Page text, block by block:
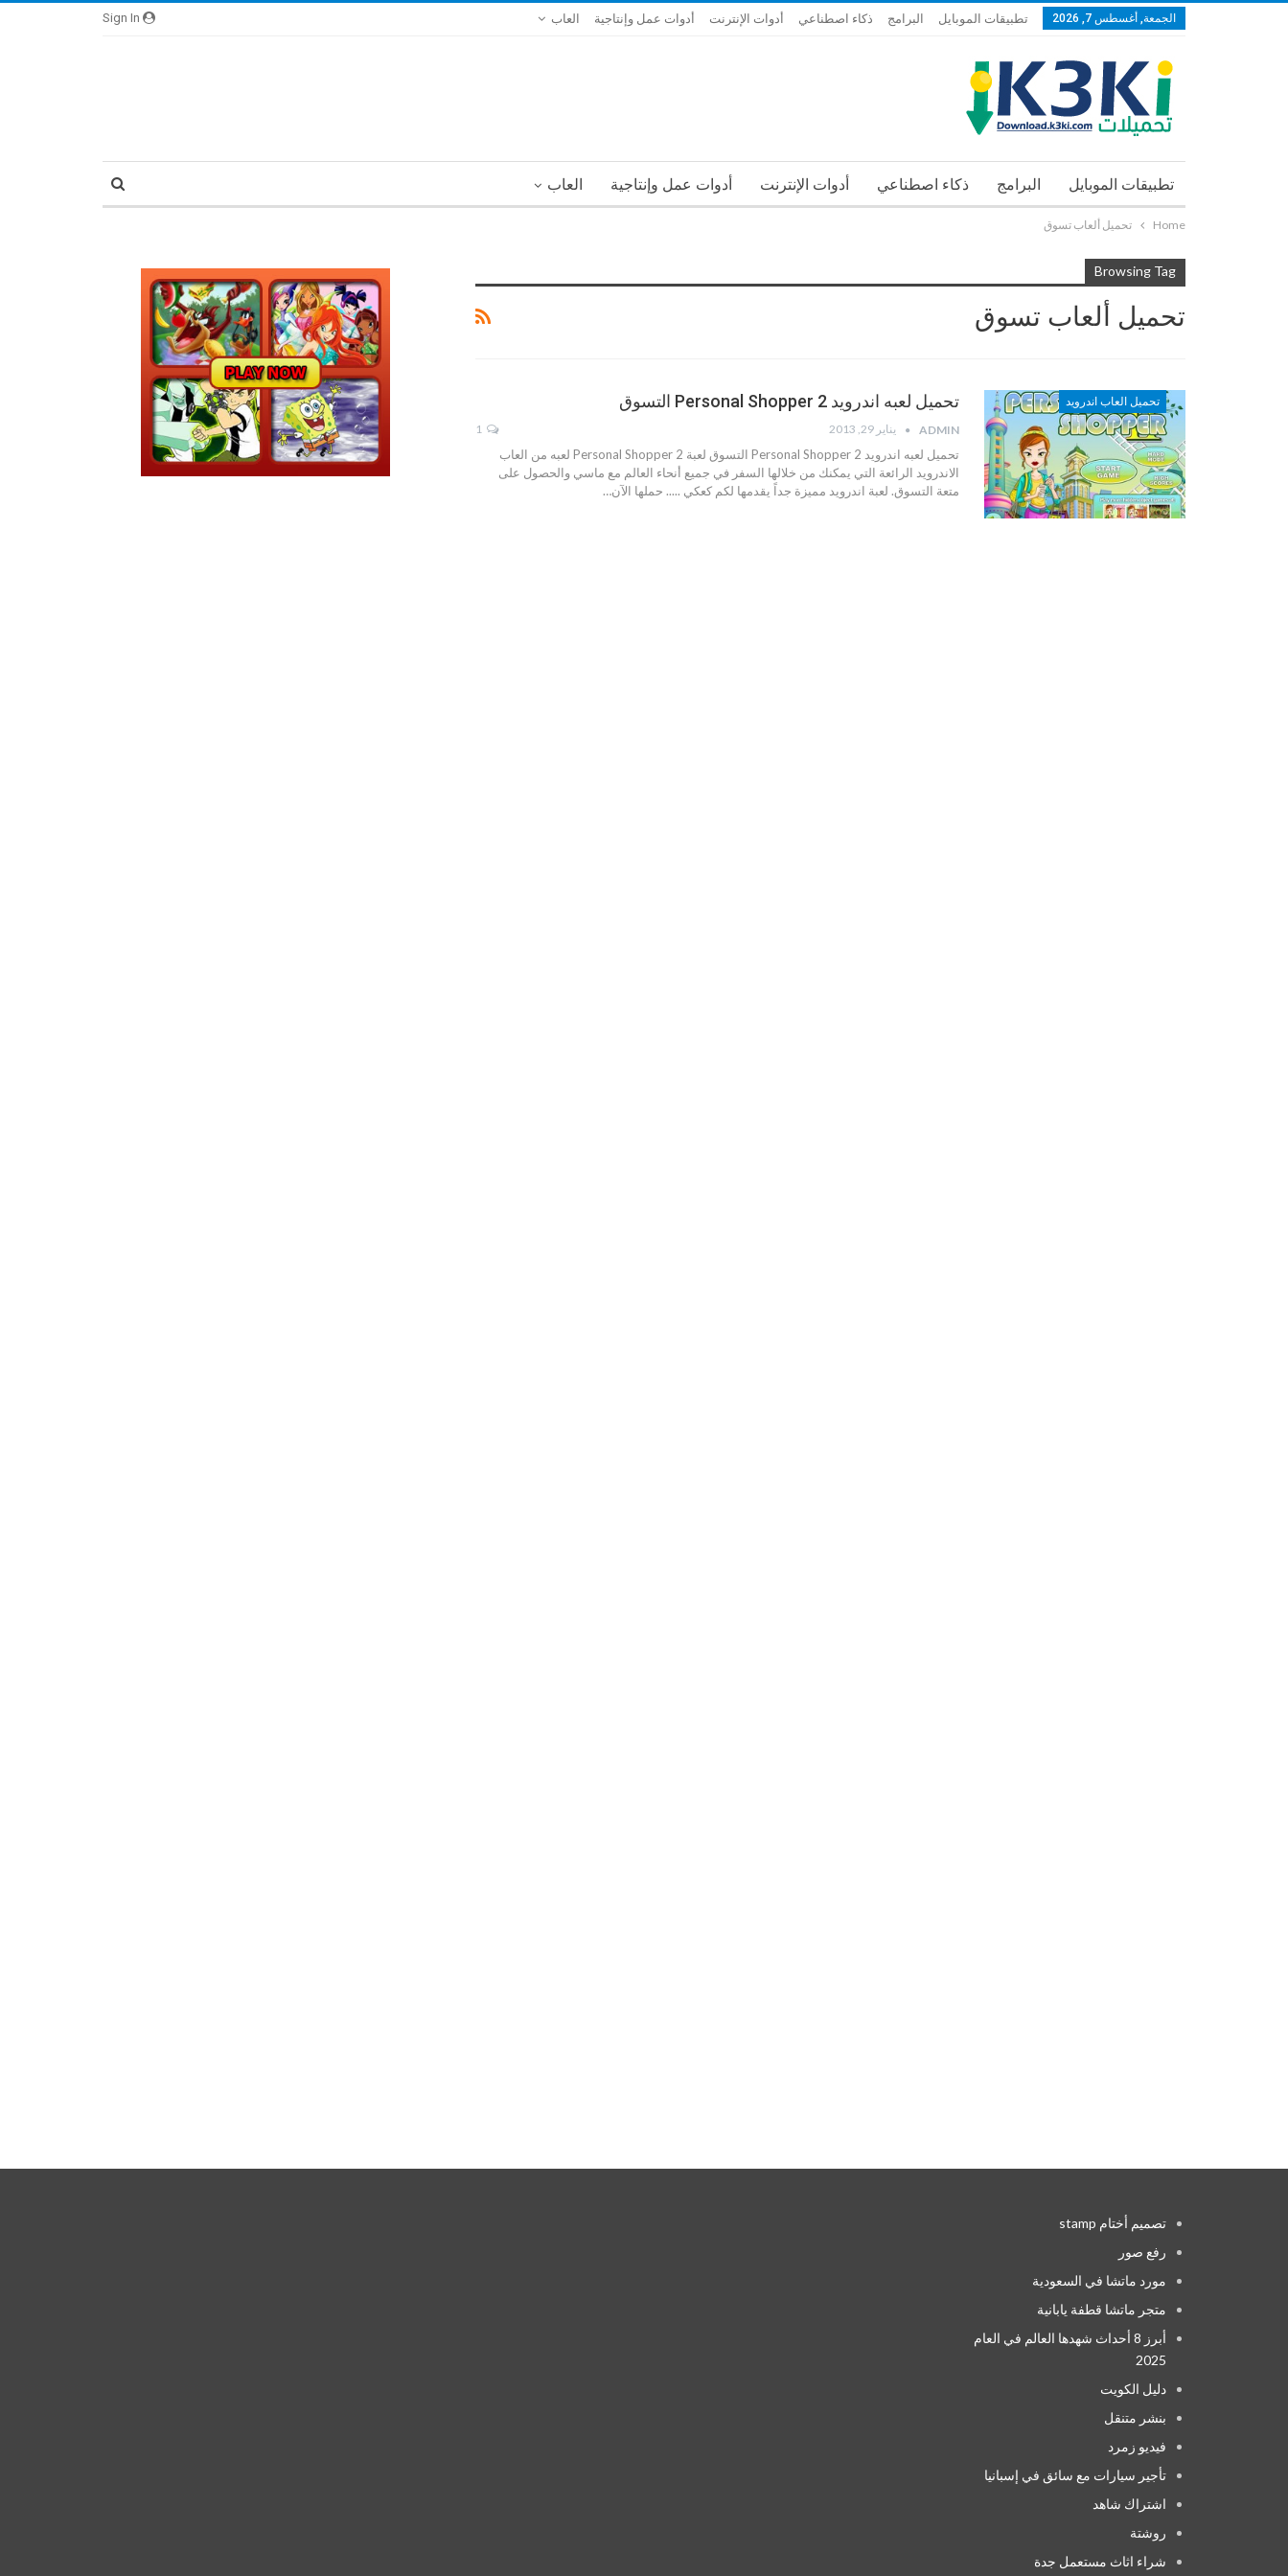
الجمعة, أغسطس 7, 2026 تطبيقات الموبايل البرامج ذكاء اصطناعي أدوات الإنترنت أدوات عمل وإنتاجية العاب
تطبيقات الموبايل البرامج ذكاء اصطناعي أدوات الإنترنت أدوات عمل وإنتاجية العاب
Home تحميل ألعاب تسوق
Browsing Tag
تحميل ألعاب تسوق
تحميل العاب اندرويد تحميل لعبه اندرويد Personal Shopper 2 التسوق
ADMIN يناير 29, 2013 1
تحميل لعبه اندرويد Personal Shopper 2 التسوق لعبة Personal Shopper 2 لعبه من العاب
الاندرويد الرائعة التي يمكنك من خلالها السفر في جميع أنحاء العالم مع ماسي والحصول على
متعة التسوق. لعبة اندرويد مميزة جداً يقدمها لكم كعكي ..... حملها الآن…
تصميم أختام stamp
رفع صور
مورد ماتشا في السعودية
متجر ماتشا قطفة يابانية
أبرز 8 أحداث شهدها العالم في العام
2025
دليل الكويت
بنشر متنقل
فيديو زمرد
تأجير سيارات مع سائق في إسبانيا
اشتراك شاهد
روشتة
شراء اثاث مستعمل جدة